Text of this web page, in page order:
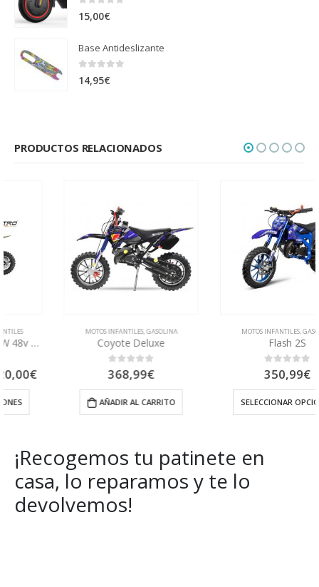
0 out of 5
15,00€
Base Antideslizante
14,95€
PRODUCTOS RELACIONADOS
MOTOS INFANTILES,GASOLINA
Coyote Deluxe
AÑADIR AL CARRITO
MOTOS INFANTILES,GASOLINA
SELECCIONAR OPCIONES
¡Recogemos tu patinete en
casa, lo reparamos y te lo
devolvemos!